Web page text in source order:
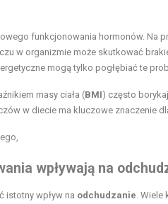
funkcjonowania hormonów. Na
w organizmie może skutkować
mogą tylko pogłębiać te
masy ciała (BMI) często
w diecie ma kluczowe znaczenie
wpływają na
istotny wpływ na odchudzanie .